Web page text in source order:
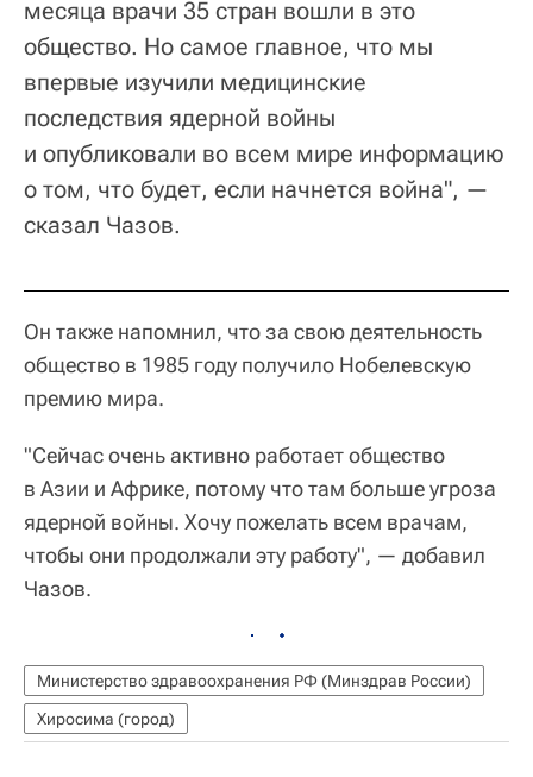
месяца врачи 35 стран вошли в это
общество. Но самое главное, что мы
впервые изучили медицинские
последствия ядерной войны
и опубликовали во всем мире информацию
о том, что будет, если начнется война", —
сказал Чазов.
Он также напомнил, что за свою деятельность
общество в 1985 году получило Нобелевскую
премию мира.
"Сейчас очень активно работает общество
в Азии и Африке, потому что там больше угроза
ядерной войны. Хочу пожелать всем врачам,
чтобы они продолжали эту работу", — добавил
Чазов.
Министерство здравоохранения РФ (Минздрав России)
Хиросима (город)